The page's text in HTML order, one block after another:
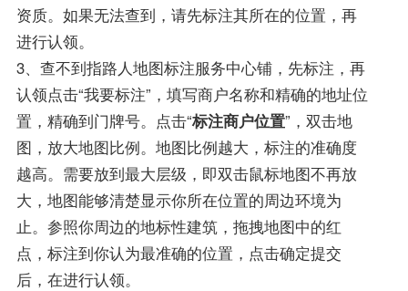
资质。如果无法查到，请先标注其所在的位置，再
进行认领。
3、查不到指路人地图标注服务中心铺，先标注，再
认领点击“我要标注”，填写商户名称和精确的地址位
置，精确到门牌号。点击“标注商户位置”，双击地
图，放大地图比例。地图比例越大，标注的准确度
越高。需要放到最大层级，即双击鼠标地图不再放
大，地图能够清楚显示你所在位置的周边环境为
止。参照你周边的地标性建筑，拖拽地图中的红
点，标注到你认为最准确的位置，点击确定提交
后，在进行认领。